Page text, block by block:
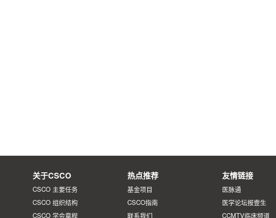
关于CSCO
CSCO 主要任务
CSCO 组织结构
CSCO 学会章程
热点推荐
基金项目
CSCO指南
联系我们
友情链接
医脉通
医学论坛报壹生
CCMTV临床频道